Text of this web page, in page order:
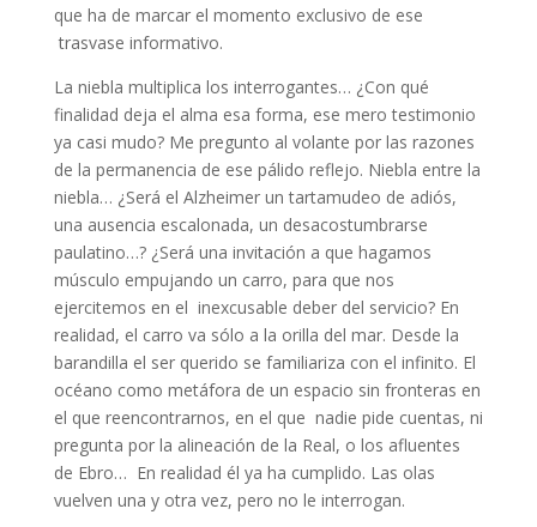
que ha de marcar el momento exclusivo de ese
trasvase informativo.
La niebla multiplica los interrogantes… ¿Con qué
finalidad deja el alma esa forma, ese mero testimonio
ya casi mudo? Me pregunto al volante por las razones
de la permanencia de ese pálido reflejo. Niebla entre la
niebla… ¿Será el Alzheimer un tartamudeo de adiós,
una ausencia escalonada, un desacostumbrarse
paulatino…? ¿Será una invitación a que hagamos
músculo empujando un carro, para que nos
ejercitemos en el inexcusable deber del servicio? En
realidad, el carro va sólo a la orilla del mar. Desde la
barandilla el ser querido se familiariza con el infinito. El
océano como metáfora de un espacio sin fronteras en
el que reencontrarnos, en el que nadie pide cuentas, ni
pregunta por la alineación de la Real, o los afluentes
de Ebro… En realidad él ya ha cumplido. Las olas
vuelven una y otra vez, pero no le interrogan.